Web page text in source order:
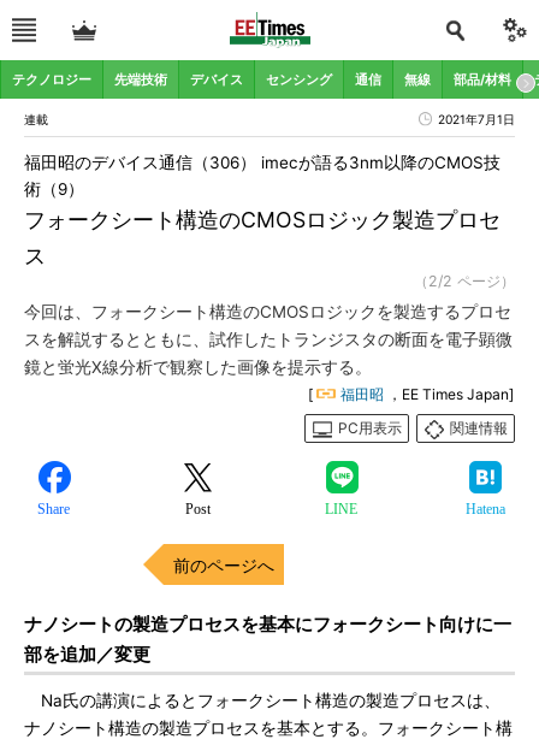
テクノロジー 先端技術 デバイス センシング 通信 無線 部品/材料
連載 2021年7月1日
フォークシート構造のCMOSロジック製造プロセ
ス
福田昭のデバイス通信（306） imecが語る3nm以降のCMOS技
術（9）
（2/2 ページ）
今回は、フォークシート構造のCMOSロジックを製造するプロセ
スを解説するとともに、試作したトランジスタの断面を電子顕微
鏡と蛍光X線分析で観察した画像を提示する。
[ 福田昭 ，EE Times Japan]
PC用表示
関連情報
Share Post LINE Hatena
前のページへ
ナノシートの製造プロセスを基本にフォークシート向けに一
部を追加／変更
Na氏の講演によるとフォークシート構造の製造プロセスは、
ナノシート構造の製造プロセスを基本とする。フォークシート構